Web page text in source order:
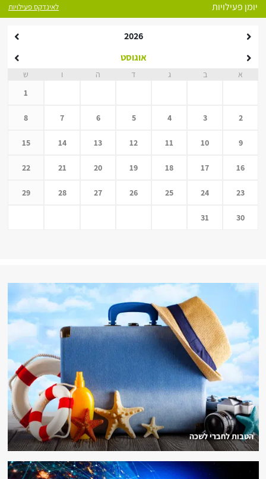
יומן פעילויות לאינדקס פעילויות
2026
אוגוסט
א ב ג ד ה ו
ש
1
2
3
4
5
6
7
8
9
10
11
12
13
14
15
16
17
18
19
20
21
22
23
24
25
26
27
28
29
30
31
הטבות לחברי לשכה